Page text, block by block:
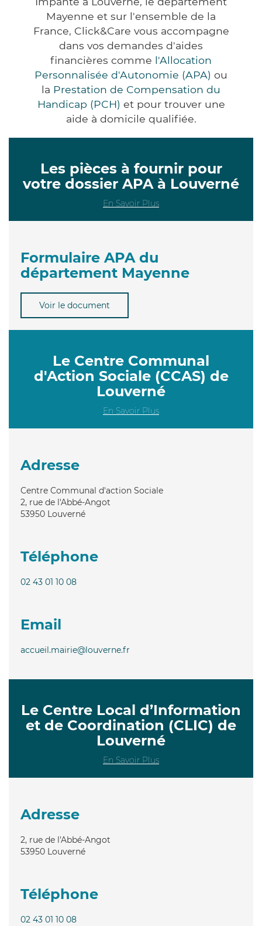
Mayenne et sur l'ensemble de la
France, Click&Care vous accompagne
dans vos demandes d'aides
financières comme l'Allocation
Personnalisée d'Autonomie (APA) ou
la Prestation de Compensation du
Handicap (PCH) et pour trouver une
aide à domicile qualifiée.
Les pièces à fournir pour
votre dossier APA à Louverné
En Savoir Plus
Formulaire APA du
département Mayenne
Voir le document
Le Centre Communal
d'Action Sociale (CCAS) de
Louverné
En Savoir Plus
Adresse
Centre Communal d'action Sociale
2, rue de l'Abbé-Angot
53950 Louverné
Téléphone
02 43 01 10 08
Email
accueil.mairie@louverne.fr
Le Centre Local d’Information
et de Coordination (CLIC) de
Louverné
En Savoir Plus
Adresse
2, rue de l'Abbé-Angot
53950 Louverné
Téléphone
02 43 01 10 08